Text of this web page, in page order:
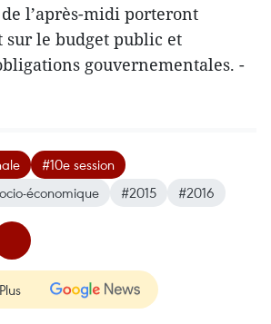
l’après-midi porteront
sur le budget public et
gouvernementales. -
#10e session
économique
#2015 #2016